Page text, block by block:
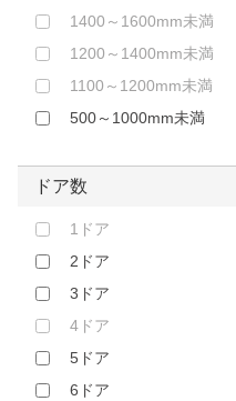
1400～1600mm未満
1200～1400mm未満
1100～1200mm未満
500～1000mm未満
ドア数
1ドア
2ドア
3ドア
4ドア
5ドア
6ドア